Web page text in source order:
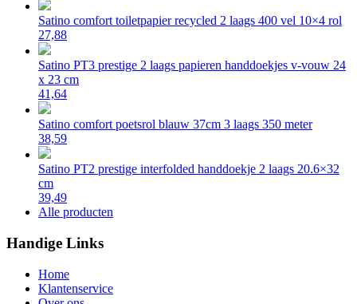
Satino comfort toiletpapier recycled 2 laags 400 vel 10×4 rol
27,88
Satino PT3 prestige 2 laags papieren handdoekjes v-vouw 24
x 23 cm
41,64
Satino comfort poetsrol blauw 37cm 3 laags 350 meter
38,59
Satino PT2 prestige interfolded handdoekje 2 laags 20.6×32
cm
39,49
Alle producten
Handige Links
Home
Klantenservice